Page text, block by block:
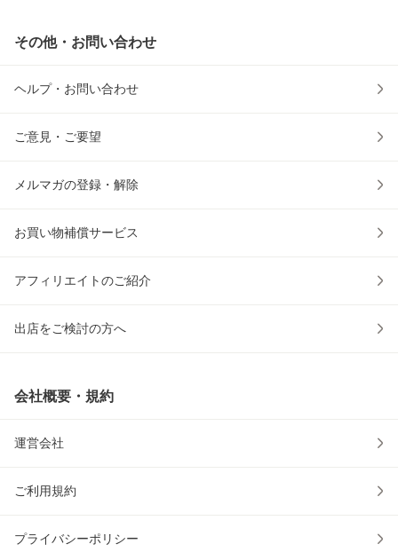
その他・お問い合わせ
ヘルプ・お問い合わせ
ご意見・ご要望
メルマガの登録・解除
お買い物補償サービス
アフィリエイトのご紹介
出店をご検討の方へ
会社概要・規約
運営会社
ご利用規約
プライバシーポリシー